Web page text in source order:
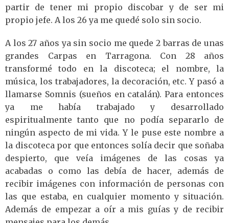
partir de tener mi propio discobar y de ser mi
propio jefe. A los 26 ya me quedé solo sin socio.
A los 27 años ya sin socio me quede 2 barras de unas
grandes Carpas en Tarragona. Con 28 años
transformé todo en la discoteca; el nombre, la
música, los trabajadores, la decoración, etc. Y pasó a
llamarse Somnis (sueños en catalán). Para entonces
ya me había trabajado y desarrollado
espiritualmente tanto que no podía separarlo de
ningún aspecto de mi vida. Y le puse este nombre a
la discoteca por que entonces solía decir que soñaba
despierto, que veía imágenes de las cosas ya
acabadas o como las debía de hacer, además de
recibir imágenes con información de personas con
las que estaba, en cualquier momento y situación.
Además de empezar a oír a mis guías y de recibir